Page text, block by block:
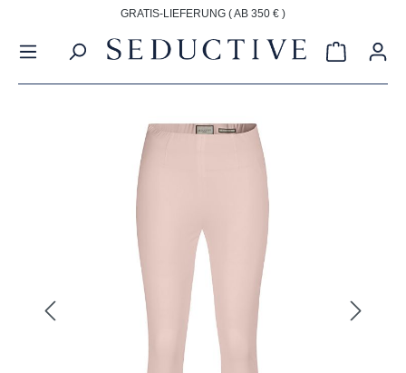
GRATIS-LIEFERUNG ( AB 350 € )